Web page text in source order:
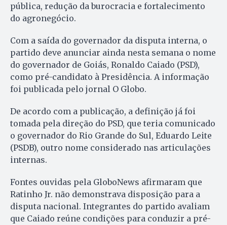
pública, redução da burocracia e fortalecimento
do agronegócio.
Com a saída do governador da disputa interna, o
partido deve anunciar ainda nesta semana o nome
do governador de Goiás, Ronaldo Caiado (PSD),
como pré-candidato à Presidência. A informação
foi publicada pelo jornal O Globo.
De acordo com a publicação, a definição já foi
tomada pela direção do PSD, que teria comunicado
o governador do Rio Grande do Sul, Eduardo Leite
(PSDB), outro nome considerado nas articulações
internas.
Fontes ouvidas pela GloboNews afirmaram que
Ratinho Jr. não demonstrava disposição para a
disputa nacional. Integrantes do partido avaliam
que Caiado reúne condições para conduzir a pré-